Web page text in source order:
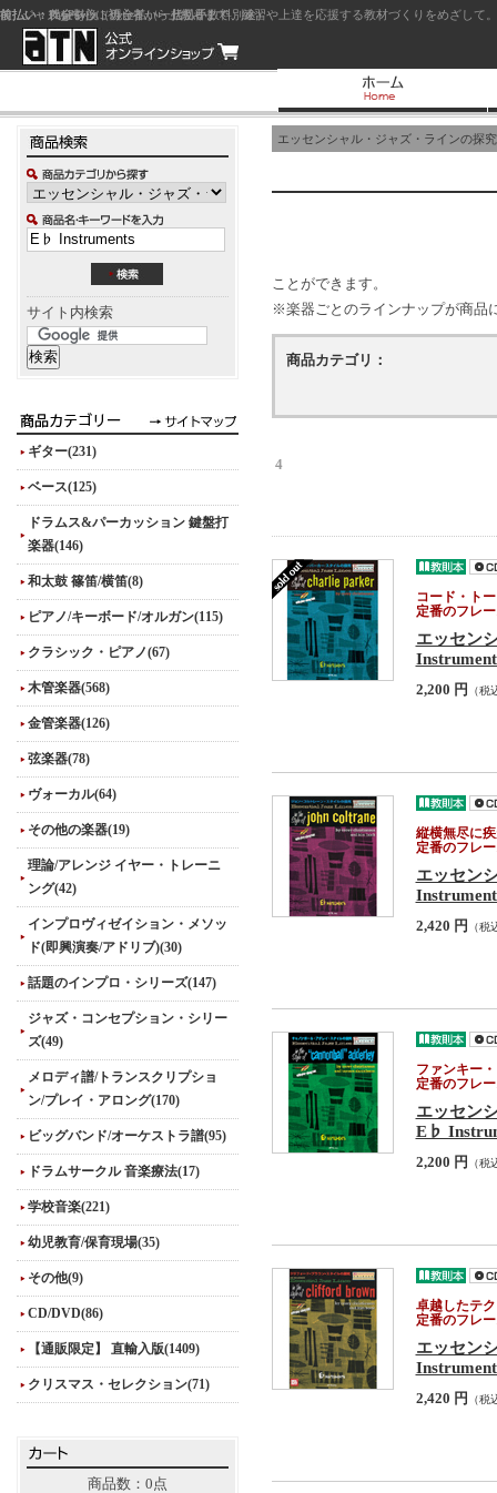
ジャズを中心に初心者から上級者まで、練習や上達を応援する教材づくりをめざし
サイト内検索
ギター(231)
ベース(125)
ドラムス&パーカッション 鍵盤打
楽器(146)
和太鼓 篠笛/横笛(8)
ピアノ/キーボード/オルガン(115)
クラシック・ピアノ(67)
木管楽器(568)
金管楽器(126)
弦楽器(78)
ヴォーカル(64)
その他の楽器(19)
理論/アレンジ イヤー・トレーニ
ング(42)
インプロヴィゼイション・メソッ
ド(即興演奏/アドリブ)(30)
話題のインプロ・シリーズ(147)
ジャズ・コンセプション・シリー
ズ(49)
メロディ譜/トランスクリプショ
ン/プレイ・アロング(170)
ビッグバンド/オーケストラ譜(95)
ドラムサークル 音楽療法(17)
学校音楽(221)
幼児教育/保育現場(35)
その他(9)
CD/DVD(86)
【通販限定】 直輸入版(1409)
クリスマス・セレクション(71)
商品数：0点
エッセンシャル・ジャズ・ラインの探究
ことができます。
※楽器ごとのラインナップが商品
商品カテゴリ：
4
コード・ト
定番のフレ
エッセン
2,200 円 （税
縦横無尽に
定番のフレ
エッセン
2,420 円 （税
ファンキー
定番のフレ
エッセン
E♭
2,200 円 （税
卓越したテ
定番のフレ
エッセン
2,420 円 （税
前払い：クレジットカード（一括払い）
後払い：代金引換（現金払い・代引手数料別途）
前払い：PayPay